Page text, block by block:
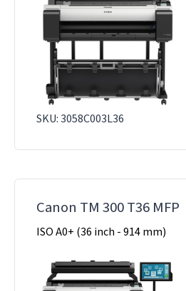
SKU: 3058C003L36
Canon TM 300 T36 MFP
ISO A0+ (36 inch - 914 mm)